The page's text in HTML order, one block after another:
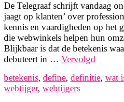
De Telegraaf schrijft vandaag
jaagt op klanten’ over
kennis en vaardigheden op het
die webwinkels helpen hun
Blijkbaar is dat de betekenis
debuteert in … Vervolgd
betekenis, define, definitie, wat
webtijger, webtijgers